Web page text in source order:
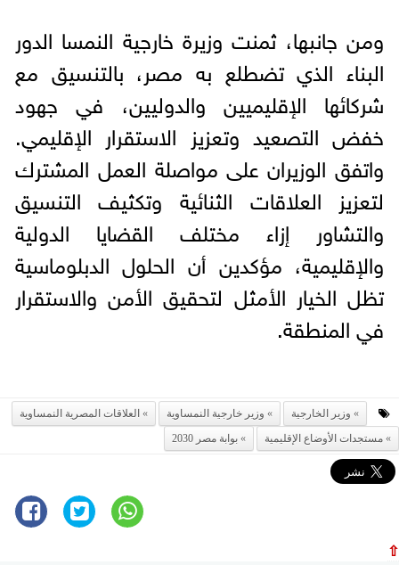
ومن جانبها، ثمنت وزيرة خارجية النمسا الدور
البناء الذي تضطلع به مصر، بالتنسيق مع
شركائها الإقليميين والدوليين، في جهود
خفض التصعيد وتعزيز الاستقرار الإقليمي.
واتفق الوزيران على مواصلة العمل المشترك
لتعزيز العلاقات الثنائية وتكثيف التنسيق
والتشاور إزاء مختلف القضايا الدولية
والإقليمية، مؤكدين أن الحلول الدبلوماسية
تظل الخيار الأمثل لتحقيق الأمن والاستقرار
في المنطقة.
وزير الخارجية وزير خارجية النمساوية
العلاقات المصرية النمساوية
مستجدات الأوضاع الإقليمية
بوابة مصر 2030
⇧